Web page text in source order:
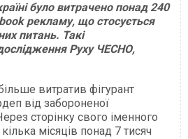
було витрачено понад 240
рекламу, що стосується
питань. Такі
Руху ЧЕСНО,
витратив фігурант
від забороненої
сторінку свого іменного
місяців понад 7 тисяч